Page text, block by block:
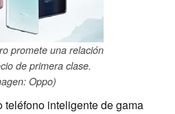
promete una relación
de primera clase.
Oppo)
teléfono inteligente de gama